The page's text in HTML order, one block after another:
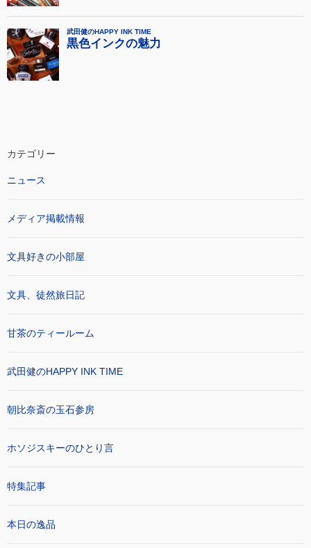
カテゴリー
ニュース
メディア掲載情報
文具好きの小部屋
文具、徒然旅日記
甘茶のティールーム
武田健のHAPPY INK TIME
朝比奈斎の玉石参房
ホソジスキーのひとり言
特集記事
本日の逸品